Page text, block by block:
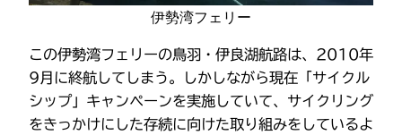
伊勢湾フェリー
この伊勢湾フェリーの鳥羽・伊良湖航路は、2010年
9月に終航してしまう。しかしながら現在「サイクル
シップ」キャンペーンを実施していて、サイクリング
をきっかけにした存続に向けた取り組みをしているよ